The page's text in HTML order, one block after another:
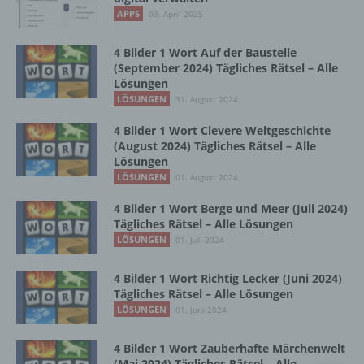
APPS 03. April 2025
4 Bilder 1 Wort Auf der Baustelle
(September 2024) Tägliches Rätsel – Alle
Lösungen
LÖSUNGEN 31. August 2024
4 Bilder 1 Wort Clevere Weltgeschichte
(August 2024) Tägliches Rätsel – Alle
Lösungen
LÖSUNGEN 01. August 2024
4 Bilder 1 Wort Berge und Meer (Juli 2024)
Tägliches Rätsel – Alle Lösungen
LÖSUNGEN 01. Juli 2024
4 Bilder 1 Wort Richtig Lecker (Juni 2024)
Tägliches Rätsel – Alle Lösungen
LÖSUNGEN 01. Juni 2024
4 Bilder 1 Wort Zauberhafte Märchenwelt
Zusammenhang mit personenbezogenen
Organisation, das Ordnen, die Speicherung,
die Anpassung oder Veränderung, das
Auslesen, das Abfragen, die Verwendung,
die Offenlegung durch Übermittlung,
Bereitstellung, den Abgleich oder die
Verknüpfung, die Einschränkung, das
Löschen oder die Vernichtung.
d) Einschränkung der Verarbeitung
Einschränkung der Verarbeitung ist die
Markierung gespeicherter
personenbezogener Daten mit dem Ziel, ihre
künftige Verarbeitung einzuschränken.
e) Profiling